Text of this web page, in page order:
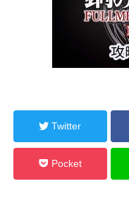
Twitter
Pocket